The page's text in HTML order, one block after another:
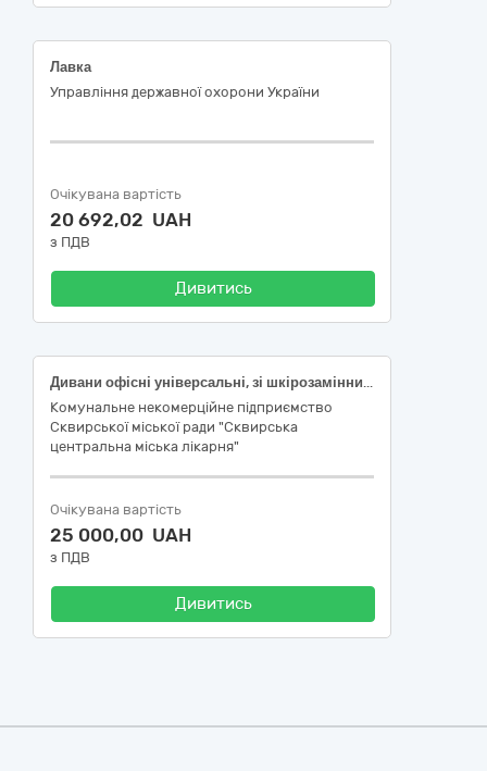
Лавка
Управління державної охорони України
Очікувана вартість
20 692,02 UAH
з ПДВ
Дивитись
Дивани офісні універсальні, зі шкірозамінника, 1200х750мм
Комунальне некомерційне підприємство
Сквирської міської ради "Сквирська
центральна міська лікарня"
Очікувана вартість
25 000,00 UAH
з ПДВ
Дивитись